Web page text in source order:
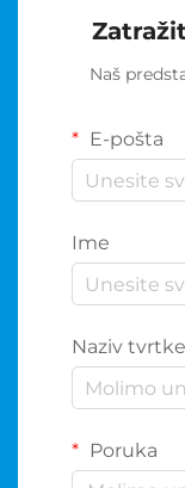
Naš
E-pošta
Ime
Naziv tvrtke
Poruka